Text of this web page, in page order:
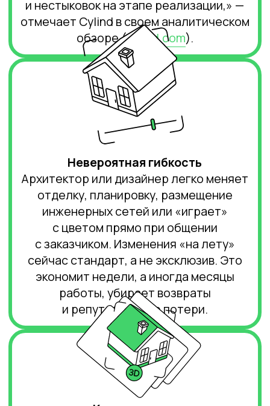
Ограниченное изображение, ошибки
часто обнаруживаются лишь на стройке
Максимальная детализация, точные
показатели всех материалов, форм и
Сложно представить реальные
материалы и освещение, планировка
воспринимается абстрактно
Фотореалистичная картинка,
моделирование освещения,
возможность виртуального тура
Потеря времени и бюджета на
переделки при ошибках, дорогостоящие
Раннее выявление ошибок, снижение